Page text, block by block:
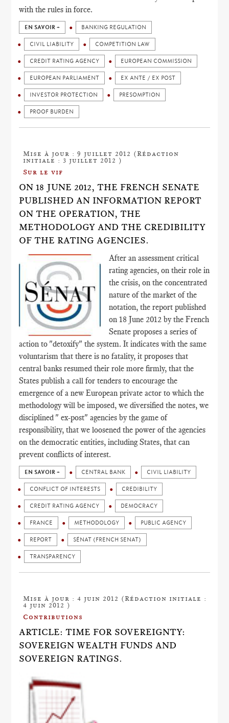
with the rules in force.
EN SAVOIR + BANKING REGULATION
CIVIL LIABILITY COMPETITION LAW
CREDIT RATING AGENCY EUROPEAN COMMISSION
EUROPEAN PARLIAMENT EX ANTE / EX POST
INVESTOR PROTECTION PRESOMPTION
PROOF BURDEN
Mise à jour : 9 juillet 2012 (Rédaction
initiale : 3 juillet 2012 )
Sur le vif
ON 18 JUNE 2012, THE FRENCH SENATE
PUBLISHED AN INFORMATION REPORT
ON THE OPERATION, THE
METHODOLOGY AND THE CREDIBILITY
OF THE RATING AGENCIES.
After an assessment critical
rating agencies, on their role in
the crisis, on the concentrated
nature of the market of the
notation, the report published
on 18 June 2012 by the French
Senate proposes a series of
action to "detoxify" the system. It indicates with the same
voluntarism that there is no fatality, it proposes that
central banks resumed their role more firmly, that the
States publish a call for tenders to encourage the
emergence of a new European private actor to which the
methodology will be imposed, we diversified the notes, we
disciplined " ex-post" agencies by the game of
responsibility, that we loosened the power of the agencies
on the democratic entities, including States, that can
prevent conflicts of interest.
EN SAVOIR + CENTRAL BANK CIVIL LIABILITY
CONFLICT OF INTERESTS CREDIBILITY
CREDIT RATING AGENCY DEMOCRACY
FRANCE METHODOLOGY PUBLIC AGENCY
REPORT SÉNAT (FRENCH SENAT)
TRANSPARENCY
Mise à jour : 4 juin 2012 (Rédaction initiale :
4 juin 2012 )
Contributions
ARTICLE: TIME FOR SOVEREIGNTY:
SOVEREIGN WEALTH FUNDS AND
SOVEREIGN RATINGS.